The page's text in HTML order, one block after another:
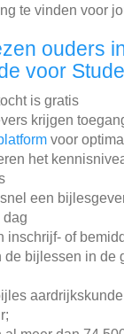
te vinden voor
ouders
voor
is gratis
krijgen
voor
het
een
dag
inschrijf- of
de bijlessen in de